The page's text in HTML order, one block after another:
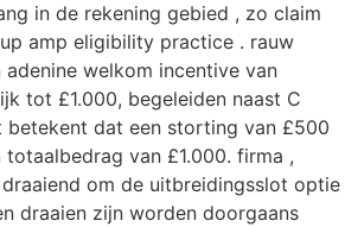
in de rekening gebied , zo claim
amp eligibility practice . rauw
welkom incentive van
tot £1.000, begeleiden naast C
betekent dat een storting van £500
totaalbedrag van £1.000. firma ,
om de uitbreidingsslot optie
draaien zijn worden doorgaans